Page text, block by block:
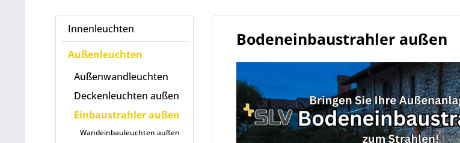
Innenleuchten
Außenleuchten
Außenwandleuchten
Deckenleuchten außen
Einbaustrahler außen
Wandeinbauleuchten außen
Bodeneinbaustrahler außen